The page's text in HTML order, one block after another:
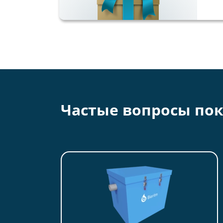
Частые вопросы